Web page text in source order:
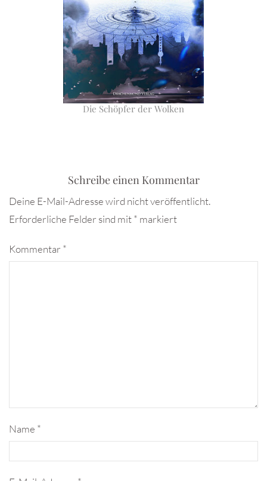
Die Schöpfer der Wolken
Schreibe einen Kommentar
Deine E-Mail-Adresse wird nicht veröffentlicht.
Erforderliche Felder sind mit* markiert
Kommentar *
Name *